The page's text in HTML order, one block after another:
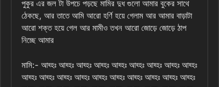
পুকুর এর জল টা উপচে পড়ছে মামির দুধ গুলো আমার বুকের সাথে
ঠেকছে, আর তাতে আমি আরো হর্ণি হয়ে গেলাম আর আমার বাড়াটা
আরো শক্ত হয়ে গেল আর মামীও তখন আরো জোড়ে জোড়ে ঠাপ
নিচ্ছে আমার
মামি:- আহ্হঃ আহ্হঃ আহ্হঃ আহ্হঃ আহ্হঃ আহ্হঃ আহ্হঃ আহ্হঃ আহ্হঃ
আহ্হঃ আহ্হঃ আহ্হঃ আহ্হঃ আহ্হঃ আহ্হঃ আহ্হঃ আহ্হঃ আহ্হঃ আহ্হঃ